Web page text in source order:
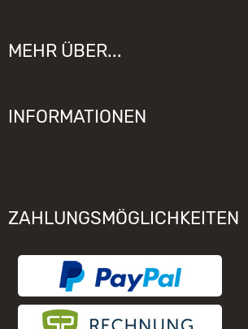
MEHR ÜBER...
Lieferzeit
Widerrufsrecht
INFORMATIONEN
Schwibbogen funktioniert nicht
Unsere Hersteller
ZAHLUNGSMÖGLICHKEITEN